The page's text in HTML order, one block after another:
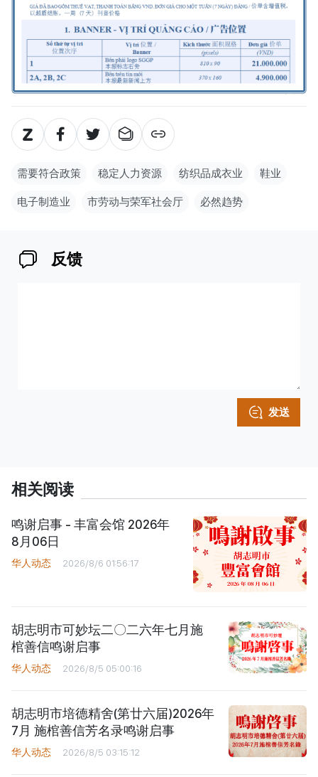
需要符合政策 稳定人力资源 纺织品成衣业 鞋业
电子制造业 市劳动与荣军社会厅 必然趋势
反馈
发送
相关阅读
鸣谢启事 - 丰富会馆 2026年
8月06日
华人动态 2026/8/6 01:56:17
胡志明市可妙坛二〇二六年七月施
棺善信鸣谢启事
华人动态 2026/8/5 05:00:16
胡志明市培德精舍(第廿六届)2026年
7月 施棺善信芳名录鸣谢启事
华人动态 2026/8/5 03:15:12